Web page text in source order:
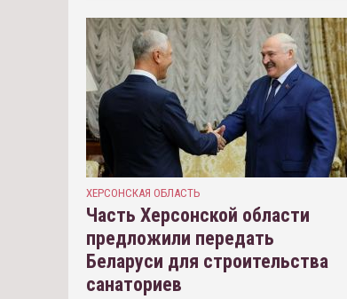
ХЕРСОНСКАЯ ОБЛАСТЬ
Часть Херсонской области
предложили передать
Беларуси для строительства
санаториев